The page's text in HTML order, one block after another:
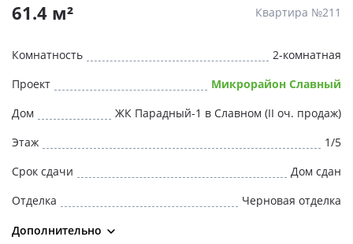
Новости
Выбор недвижимости
Офис продаж
Работа
61.4 м² Квартира №211
Комнатность
2-комнатная
Проект
Микрорайон Славный
Дом
ЖК Парадный-1 в Славном (II оч. продаж)
Этаж
1/5
Срок сдачи
Дом сдан
Отделка
Черновая отделка
Дополнительно